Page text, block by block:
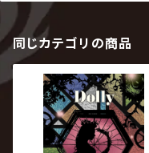
同じカテゴリの商品